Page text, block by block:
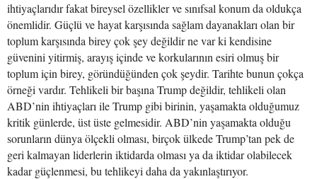
ihtiyaçlarıdır fakat bireysel özellikler ve sınıfsal konum da oldukça
önemlidir. Güçlü ve hayat karşısında sağlam dayanakları olan bir
toplum karşısında birey çok şey değildir ne var ki kendisine
güvenini yitirmiş, arayış içinde ve korkularının esiri olmuş bir
toplum için birey, göründüğünden çok şeydir. Tarihte bunun çokça
örneği vardır. Tehlikeli bir başına Trump değildir, tehlikeli olan
ABD’nin ihtiyaçları ile Trump gibi birinin, yaşamakta olduğumuz
kritik günlerde, üst üste gelmesidir. ABD’nin yaşamakta olduğu
sorunların dünya ölçekli olması, birçok ülkede Trump’tan pek de
geri kalmayan liderlerin iktidarda olması ya da iktidar olabilecek
kadar güçlenmesi, bu tehlikeyi daha da yakınlaştırıyor.